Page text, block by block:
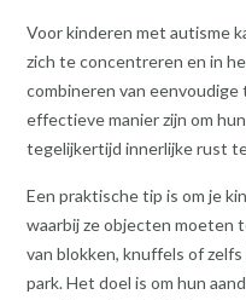
Voor kinderen met autisme
zich te concentreren en in
combineren van eenvoudige
effectieve manier zijn om
tegelijkertijd innerlijke rust
Een praktische tip is om je
waarbij ze objecten moeten
van blokken, knuffels of
park. Het doel is om hun